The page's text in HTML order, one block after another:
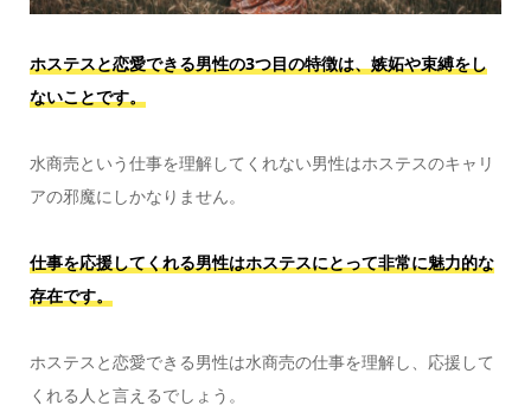
ホステスと恋愛できる男性の3つ目の特徴は、嫉妬や束縛をし
ないことです。
水商売という仕事を理解してくれない男性はホステスのキャリ
アの邪魔にしかなりません。
仕事を応援してくれる男性はホステスにとって非常に魅力的な
存在です。
ホステスと恋愛できる男性は水商売の仕事を理解し、応援して
くれる人と言えるでしょう。